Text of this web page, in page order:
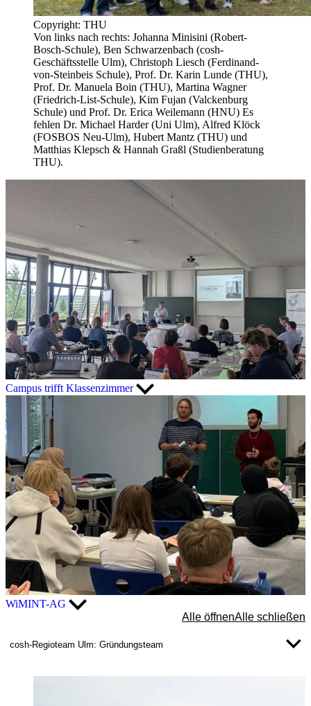
Copyright: THU
Von links nach rechts: Johanna Minisini (Robert-
Bosch-Schule), Ben Schwarzenbach (cosh-
Geschäftsstelle Ulm), Christoph Liesch (Ferdinand-
von-Steinbeis Schule), Prof. Dr. Karin Lunde (THU),
Prof. Dr. Manuela Boin (THU), Martina Wagner
(Friedrich-List-Schule), Kim Fujan (Valckenburg
Schule) und Prof. Dr. Erica Weilemann (HNU) Es
fehlen Dr. Michael Harder (Uni Ulm), Alfred Klöck
(FOSBOS Neu-Ulm), Hubert Mantz (THU) und
Matthias Klepsch & Hannah Graßl (Studienberatung
THU).​
Campus trifft Klassenzimmer
WiMINT-AG
Alle öffnenAlle schließen
cosh-Regioteam Ulm: Gründungsteam